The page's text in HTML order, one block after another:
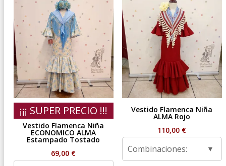
¡¡¡ SUPER PRECIO !!!
Vestido Flamenca Niña
ECONOMICO ALMA
Estampado Tostado
69,00 €
Vestido Flamenca Niña
ALMA Rojo
110,00 €
Combinaciones: